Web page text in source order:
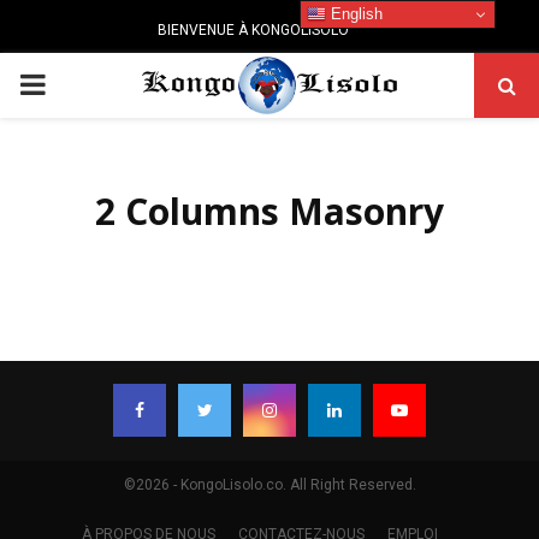
BIENVENUE À KONGOLISOLO
PRIMARY
2 Columns Masonry
©2026 - KongoLisolo.co. All Right Reserved.
À PROPOS DE NOUS CONTACTEZ-NOUS
EMPLOI
English